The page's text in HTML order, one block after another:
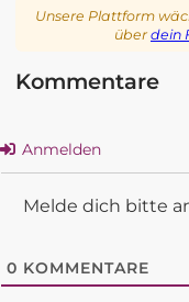
Unsere Plattform
überdein
Kommentare
Anmelden
Melde dich bitte
0 KOMMENTARE